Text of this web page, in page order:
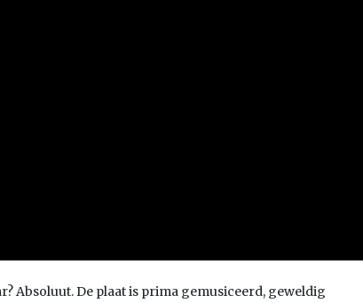
Absoluut. De plaat is prima gemusiceerd, geweldig